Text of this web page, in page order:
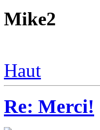
Mike2
Haut
Re: Merci!